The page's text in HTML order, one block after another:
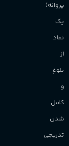
پروانه)
یک
نماد
از
بلوغ
و
کامل
شدن
تدریجی